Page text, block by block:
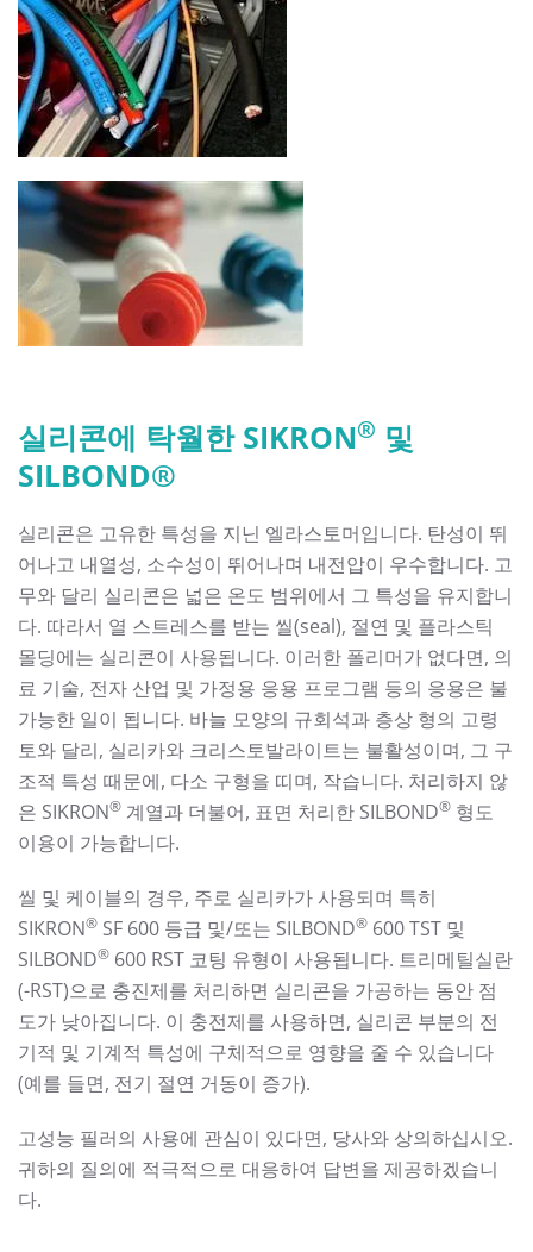
실리콘에 탁월한 SIKRON® 및
SILBOND®
실리콘은 고유한 특성을 지닌 엘라스토머입니다. 탄성이 뛰
어나고 내열성, 소수성이 뛰어나며 내전압이 우수합니다. 고
무와 달리 실리콘은 넓은 온도 범위에서 그 특성을 유지합니
다. 따라서 열 스트레스를 받는 씰(seal), 절연 및 플라스틱
몰딩에는 실리콘이 사용됩니다. 이러한 폴리머가 없다면, 의
료 기술, 전자 산업 및 가정용 응용 프로그램 등의 응용은 불
가능한 일이 됩니다. 바늘 모양의 규회석과 층상 형의 고령
토와 달리, 실리카와 크리스토발라이트는 불활성이며, 그 구
조적 특성 때문에, 다소 구형을 띠며, 작습니다. 처리하지 않
은 SIKRON® 계열과 더불어, 표면 처리한 SILBOND® 형도
이용이 가능합니다.
씰 및 케이블의 경우, 주로 실리카가 사용되며 특히
SIKRON® SF 600 등급 및/또는 SILBOND® 600 TST 및
SILBOND® 600 RST 코팅 유형이 사용됩니다. 트리메틸실란
(-RST)으로 충진제를 처리하면 실리콘을 가공하는 동안 점
도가 낮아집니다. 이 충전제를 사용하면, 실리콘 부분의 전
기적 및 기계적 특성에 구체적으로 영향을 줄 수 있습니다
(예를 들면, 전기 절연 거동이 증가).
고성능 필러의 사용에 관심이 있다면, 당사와 상의하십시오.
귀하의 질의에 적극적으로 대응하여 답변을 제공하겠습니
다.